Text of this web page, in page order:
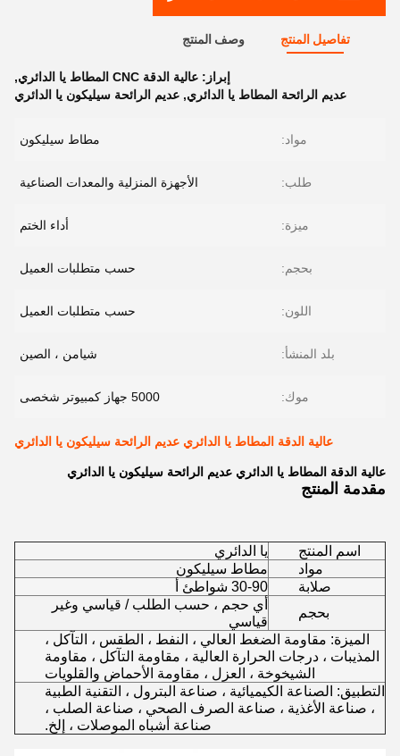
تفاصيل المنتج وصف المنتج
إبراز: عالية الدقة CNC المطاط يا الدائري
,
عديم الرائحة المطاط يا الدائري, عديم الرائحة سيليكون يا الدائري
مواد: مطاط سيليكون
طلب: الأجهزة المنزلية والمعدات الصناعية
ميزة: أداء الختم
بحجم: حسب متطلبات العميل
اللون: حسب متطلبات العميل
بلد المنشأ: شيامن ، الصين
موك: 5000 جهاز كمبيوتر شخصى
عالية الدقة المطاط يا الدائري عديم الرائحة سيليكون يا الدائري
عالية الدقة المطاط يا الدائري عديم الرائحة سيليكون يا الدائري
مقدمة المنتج
اسم المنتج
يا الدائري
مواد
مطاط سيليكون
صلابة
30-90 شواطئ أ
بحجم
أي حجم ، حسب الطلب / قياسي وغير
قياسي
الميزة: مقاومة الضغط العالي ، النفط ، الطقس ، التآكل ،
المذيبات ، درجات الحرارة العالية ، مقاومة التآكل ، مقاومة
الشيخوخة ، العزل ، مقاومة الأحماض والقلويات
التطبيق: الصناعة الكيميائية ، صناعة البترول ، التقنية الطبية
، صناعة الأغذية ، صناعة الصرف الصحي ، صناعة الصلب ،
صناعة أشباه الموصلات ، إلخ.